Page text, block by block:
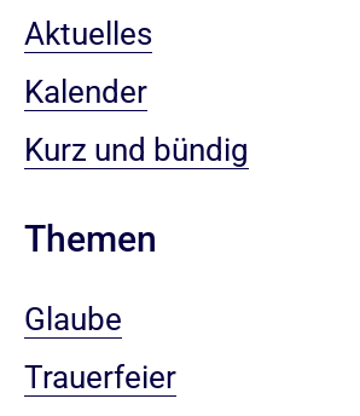
Aktuelles
Kalender
Kurz und bündig
Themen
Glaube
Trauerfeier